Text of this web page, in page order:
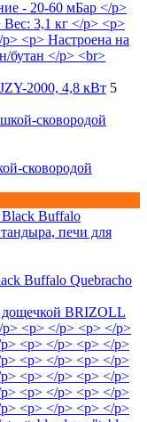
2000, 4,8 кВт 5
сковородой
Buffalo Quebracho